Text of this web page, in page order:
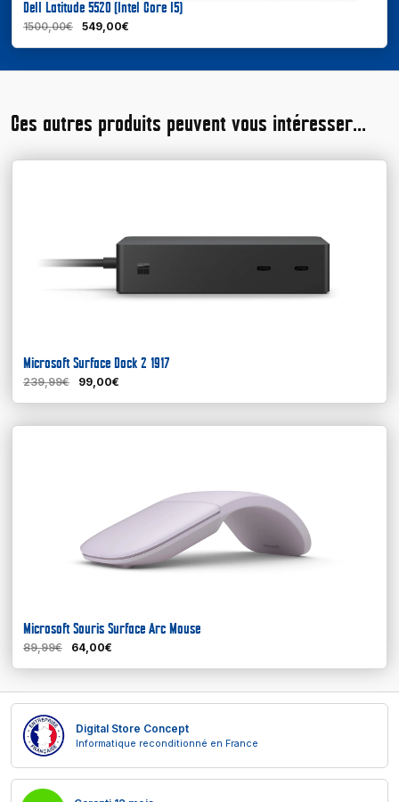
Dell Latitude 5520 (Intel Core I5)
1500,00€ 549,00€
Ces autres produits peuvent vous intéresser...
Microsoft Surface Dock 2 1917
239,99€ 99,00€
Microsoft Souris Surface Arc Mouse
89,99€ 64,00€
Digital Store Concept
Informatique reconditionné en France